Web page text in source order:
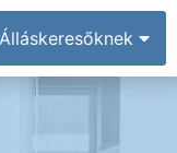
Álláskeresőknek